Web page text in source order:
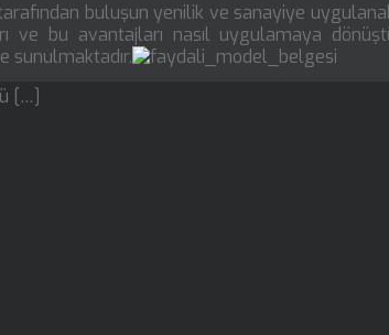
buluşun yenilik ve sanayiye
ve bu avantajları nasıl uygulamaya
sunulmaktadır.
[…]